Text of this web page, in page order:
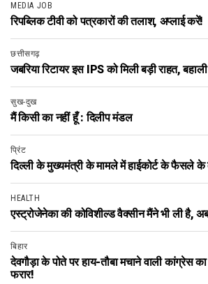
MEDIA JOB
रिपब्लिक टीवी को पत्रकारों की तलाश, अप्लाई करें!
छत्तीसगढ़
जबरिया रिटायर इस IPS को मिली बड़ी राहत,
सुख-दुख
मैं किसी का नहीं हूँ : दिलीप मंडल
प्रिंट
दिल्ली के मुख्यमंत्री के मामले में हाईकोर्ट के फैसले के
HEALTH
एस्ट्रोजेनेका की कोविशील्ड वैक्सीन मैंने भी ली है, अब
बिहार
देवगौड़ा के पोते पर हाय-तौबा मचाने वाली कांग्रेस का
फरार!